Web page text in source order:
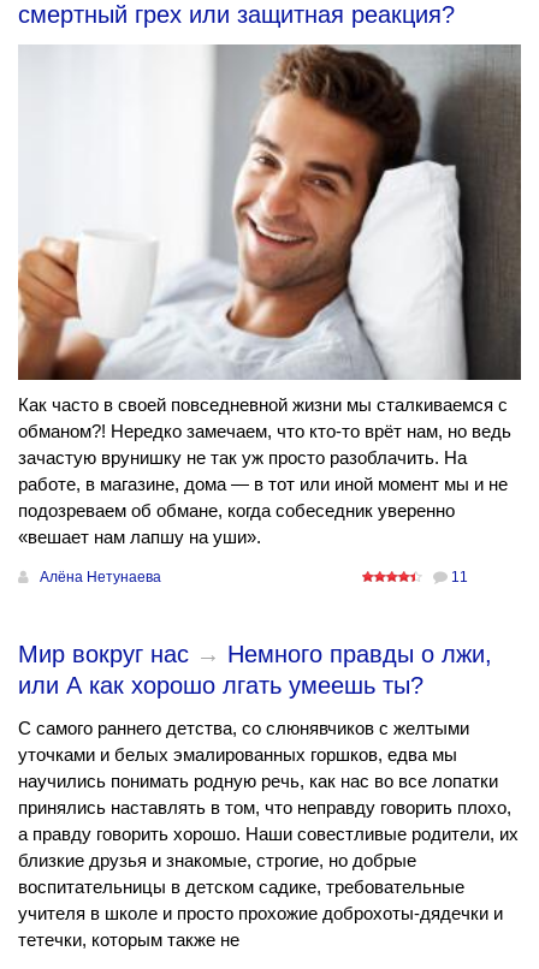
смертный грех или защитная реакция?
Как часто в своей повседневной жизни мы сталкиваемся с
обманом?! Нередко замечаем, что кто-то врёт нам, но ведь
зачастую врунишку не так уж просто разоблачить. На
работе, в магазине, дома — в тот или иной момент мы и не
подозреваем об обмане, когда собеседник уверенно
«вешает нам лапшу на уши».
Алёна Нетунаева 11
Мир вокруг нас → Немного правды о лжи,
или А как хорошо лгать умеешь ты?
С самого раннего детства, со слюнявчиков с желтыми
уточками и белых эмалированных горшков, едва мы
научились понимать родную речь, как нас во все лопатки
принялись наставлять в том, что неправду говорить плохо,
а правду говорить хорошо. Наши совестливые родители, их
близкие друзья и знакомые, строгие, но добрые
воспитательницы в детском садике, требовательные
учителя в школе и просто прохожие доброхоты-дядечки и
тетечки, которым также не